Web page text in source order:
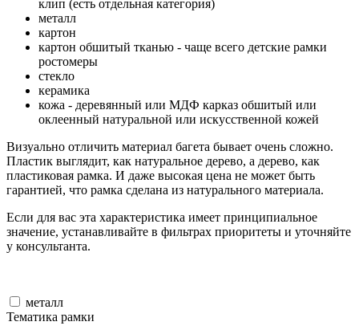
клип (есть отдельная категория)
металл
картон
картон обшитый тканью - чаще всего детские рамки
ростомеры
стекло
керамика
кожа - деревянный или МДФ карказ обшитый или
оклеенный натуральной или искусственной кожей
Визуально отличить материал багета бывает очень сложно.
Пластик выглядит, как натуральное дерево, а дерево, как
пластиковая рамка. И даже высокая цена не может быть
гарантией, что рамка сделана из натурального материала.
Если для вас эта характеристика имеет принципиальное
значение, устанавливайте в фильтрах приоритеты и уточняйте
у консультанта.
металл
Тематика рамки